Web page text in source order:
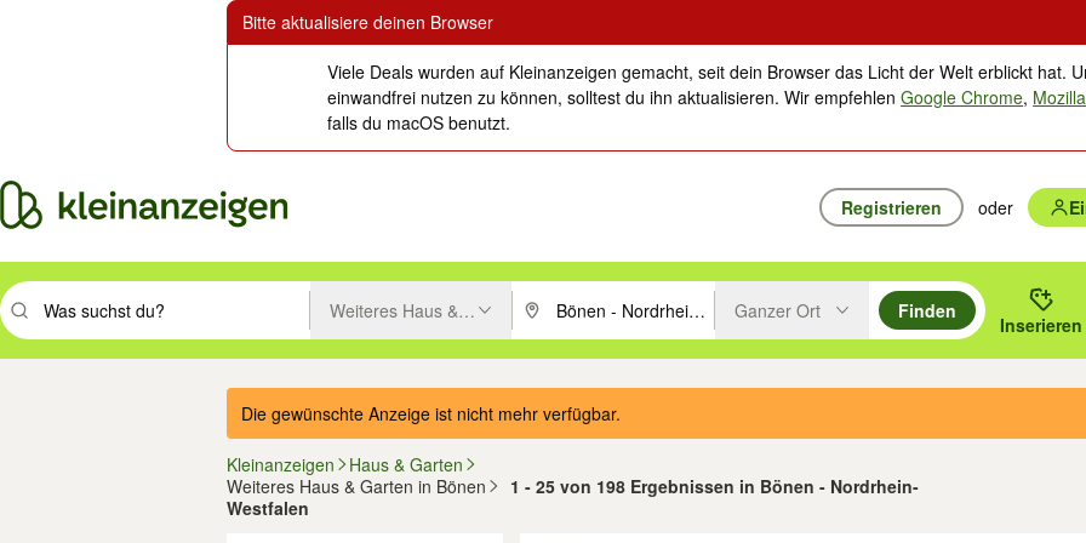
Bitte aktualisiere deinen Browser
Viele Deals wurden auf Kleinanzeigen gemacht, seit dein Browser das Licht der Welt erblickt hat.
einwandfrei nutzen zu können, solltest du ihn aktualisieren. Wir empfehlenGoogle Chrome,
falls du macOS benutzt.
Registrieren oder
Suchbegriff eingeben. Eingabetaste drücken um zu suchen, oder Vorschläge mit den Pfeiltasten nach oben/unten durchsuchen und mit
Weiteres Haus & Garten PLZ oder Ort eingeben. Eingabetaste drücken um zu suchen, oder
Ganzer Ort
Finden
Inserieren
Die gewünschte Anzeige ist nicht mehr verfügbar.
Kleinanzeigen
Haus & Garten
Weiteres Haus & Garten in Bönen
1 - 25 von 198 Ergebnissen in Bönen - Nordrhein-
Westfalen